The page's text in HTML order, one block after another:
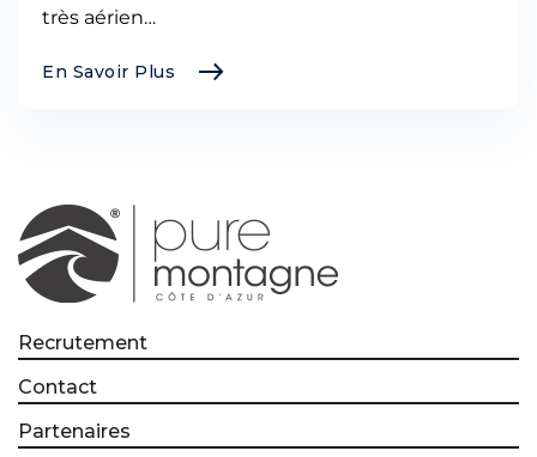
très aérien…
En Savoir Plus
Recrutement
Contact
Partenaires